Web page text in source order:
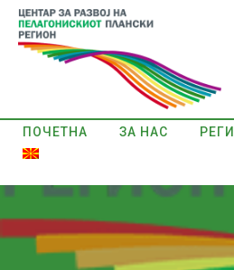
ПОЧЕТНА ЗА НАС